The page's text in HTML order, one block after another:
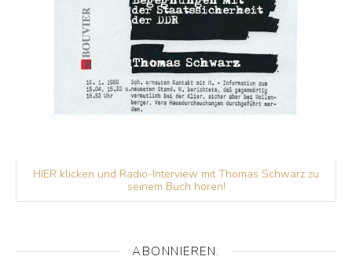
HIER klicken und Radio-Interview mit Thomas Schwarz zu
seinem Buch hören!
ABONNIEREN.